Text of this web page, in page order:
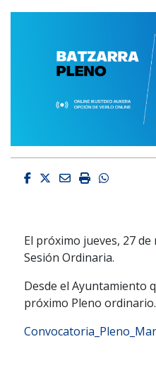
Facebook
Twitter
EmailImprimirWhatsapp
El próximo jueves, 27
Sesión Ordinaria.
Desde el Ayuntamiento
próximo Pleno ordinario.